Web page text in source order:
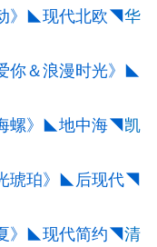
》◣现代北欧◥华
你＆浪漫时光》◣
螺》◣地中海◥凯
琥珀》◣后现代◥
》◣现代简约◥清